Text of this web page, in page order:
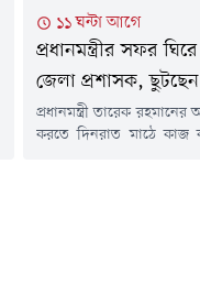
১১ ঘন্টা আগে
প্রধানমন্ত্রীর সফর
জেলা প্রশাসক,
প্রধানমন্ত্রী তারেক
করতে দিনরাত মাঠে কাজ